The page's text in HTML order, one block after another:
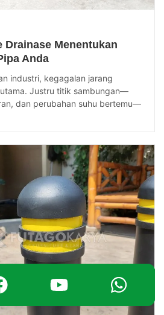
Drainase Menentukan
Anda
industri, kegagalan jarang
Justru titik sambungan—
dan perubahan suhu bertemu—